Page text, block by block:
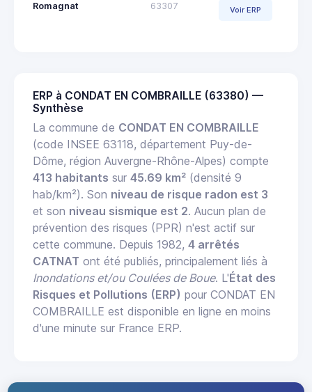
Romagnat 63307 Voir ERP
ERP à CONDAT EN COMBRAILLE (63380) —
Synthèse
La commune de CONDAT EN COMBRAILLE
(code INSEE 63118, département Puy-de-
Dôme, région Auvergne-Rhône-Alpes) compte
413 habitants sur 45.69 km² (densité 9
hab/km²). Son niveau de risque radon est 3
et son niveau sismique est 2. Aucun plan de
prévention des risques (PPR) n'est actif sur
cette commune. Depuis 1982, 4 arrêtés
CATNAT ont été publiés, principalement liés à
Inondations et/ou Coulées de Boue. L'État des
Risques et Pollutions (ERP) pour CONDAT EN
COMBRAILLE est disponible en ligne en moins
d'une minute sur France ERP.